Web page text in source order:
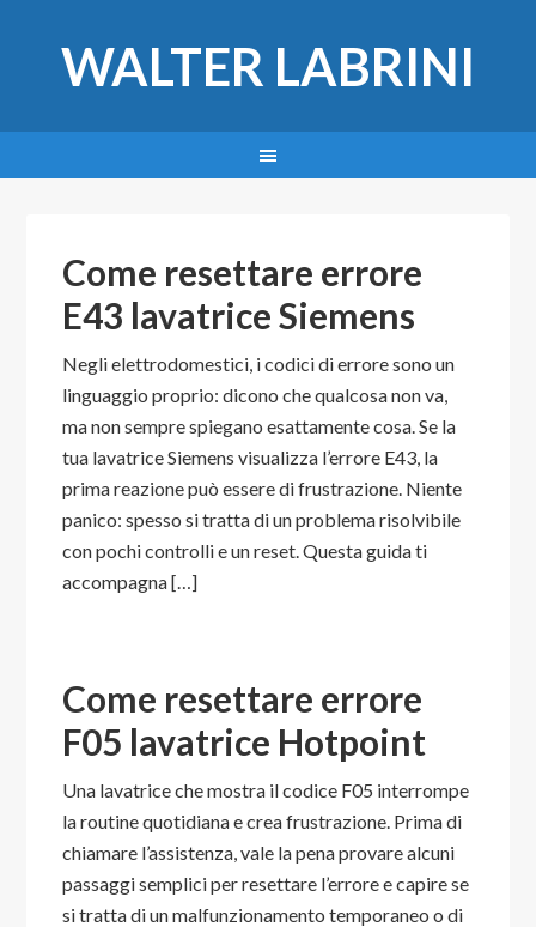
WALTER LABRINI
Come resettare errore
E43 lavatrice Siemens​
Negli elettrodomestici, i codici di errore sono un
linguaggio proprio: dicono che qualcosa non va,
ma non sempre spiegano esattamente cosa. Se la
tua lavatrice Siemens visualizza l’errore E43, la
prima reazione può essere di frustrazione. Niente
panico: spesso si tratta di un problema risolvibile
con pochi controlli e un reset. Questa guida ti
accompagna […]
Come resettare errore
F05 lavatrice Hotpoint​
Una lavatrice che mostra il codice F05 interrompe
la routine quotidiana e crea frustrazione. Prima di
chiamare l’assistenza, vale la pena provare alcuni
passaggi semplici per resettare l’errore e capire se
si tratta di un malfunzionamento temporaneo o di